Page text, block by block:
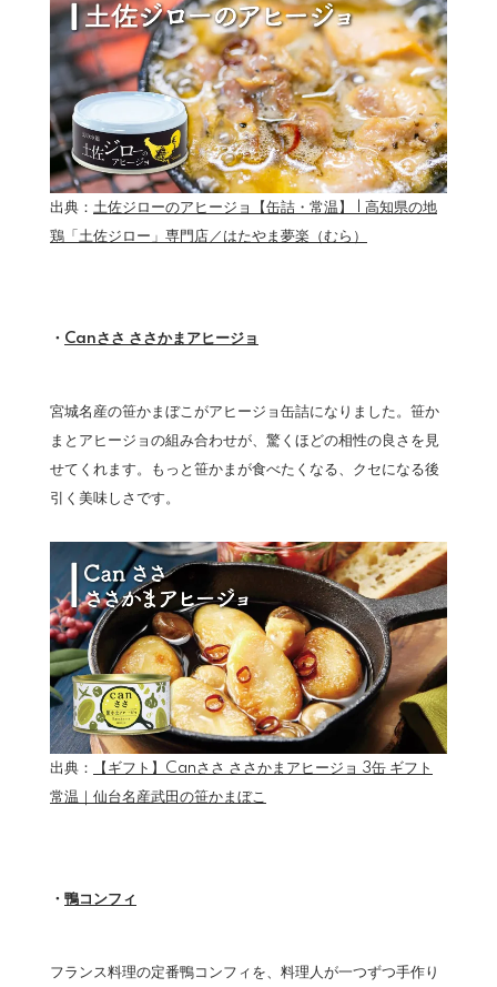
出典： 土佐ジローのアヒージョ【缶詰・常温】 | 高知県の地
鶏「土佐ジロー」専門店／はたやま夢楽（むら）
・ Canささ ささかまアヒージョ
宮城名産の笹かまぼこがアヒージョ缶詰になりました。笹か
まとアヒージョの組み合わせが、驚くほどの相性の良さを見
せてくれます。もっと笹かまが食べたくなる、クセになる後
引く美味しさです。
出典：
【ギフト】Canささ ささかまアヒージョ 3缶 ギフト
常温｜仙台名産武田の笹かまぼこ
・ 鴨コンフィ
フランス料理の定番鴨コンフィを、料理人が一つずつ手作り